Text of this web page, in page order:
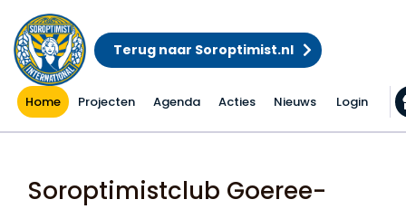
Terug naar Soroptimist.nl
Home Projecten Agenda Acties Nieuws Login
Soroptimistclub Goeree-